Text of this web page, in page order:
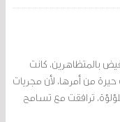
بالمتظاهرين، كانت
من أمرها، لأن مجريات
ترافقت مع تسامح